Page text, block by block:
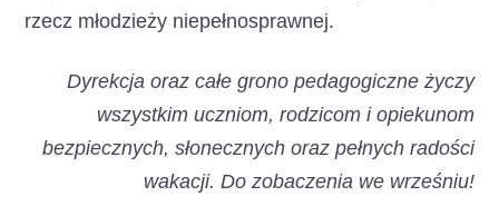
rzecz młodzieży niepełnosprawnej.
Dyrekcja oraz całe grono pedagogiczne życzy
wszystkim uczniom, rodzicom i opiekunom
bezpiecznych, słonecznych oraz pełnych radości
wakacji. Do zobaczenia we wrześniu!